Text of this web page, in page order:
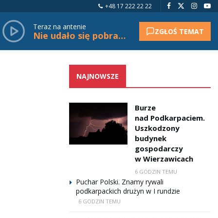
+48 17 222 22 22
Teraz na antenie
Nie udało się pobrać tytułu. ZGŁOŚ TEMAT
NAJNOWSZE
Burze
nad Podkarpaciem.
Uszkodzony
budynek
gospodarczy
w Wierzawicach
6 GODZIN TEMU
Puchar Polski. Znamy rywali
podkarpackich drużyn w I rundzie
6 GODZIN TEMU